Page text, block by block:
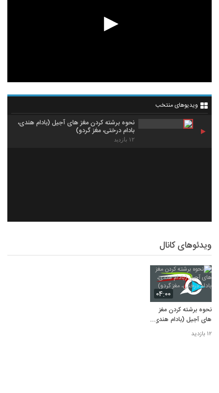
ویدیوهای منتخب
نحوه برشته کردن مغز های آجیل (بادام هندی،
بادام درختی، مغز گردو)
۱۲ بازدید
ویدئوهای کانال
۰۴:۰۰
نحوه برشته کردن مغز
های آجیل (بادام هندی،
بادام درختی، مغز گردو)
۱۲ بازدید